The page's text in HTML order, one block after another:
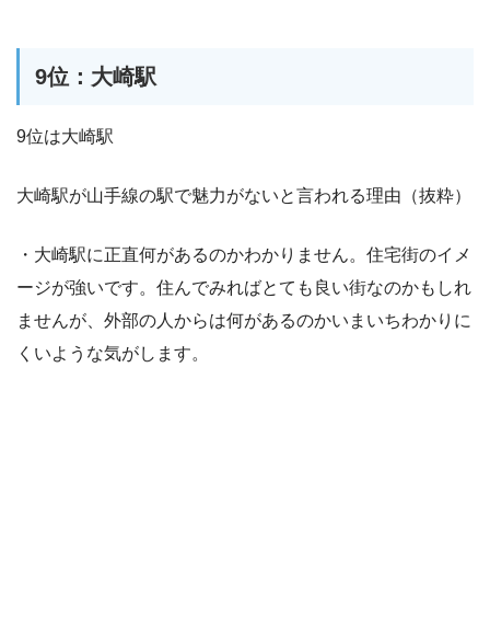
9位：大崎駅
9位は大崎駅
大崎駅が山手線の駅で魅力がないと言われる理由（抜粋）
・大崎駅に正直何があるのかわかりません。住宅街のイメ
ージが強いです。住んでみればとても良い街なのかもしれ
ませんが、外部の人からは何があるのかいまいちわかりに
くいような気がします。